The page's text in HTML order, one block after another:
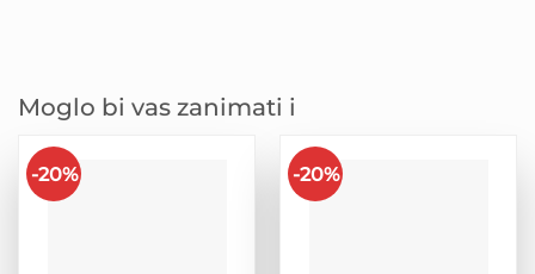
Moglo bi vas zanimati i
-20% -20%